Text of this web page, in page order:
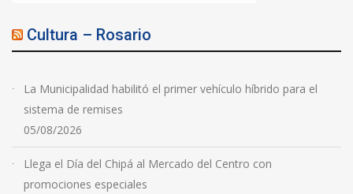
Cultura – Rosario
La Municipalidad habilitó el primer vehículo híbrido para el
sistema de remises
05/08/2026
Llega el Día del Chipá al Mercado del Centro con
promociones especiales